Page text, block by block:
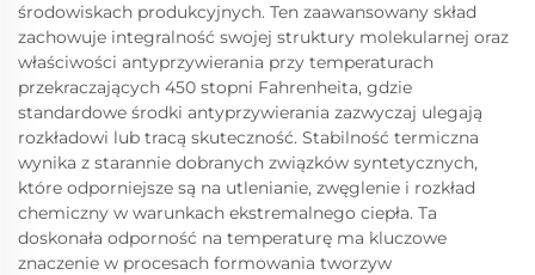
środowiskach produkcyjnych. Ten zaawansowany skład
zachowuje integralność swojej struktury molekularnej oraz
właściwości antyprzywierania przy temperaturach
przekraczających 450 stopni Fahrenheita, gdzie
standardowe środki antyprzywierania zazwyczaj ulegają
rozkładowi lub tracą skuteczność. Stabilność termiczna
wynika z starannie dobranych związków syntetycznych,
które odporniejsze są na utlenianie, zwęglenie i rozkład
chemiczny w warunkach ekstremalnego ciepła. Ta
doskonała odporność na temperaturę ma kluczowe
znaczenie w procesach formowania tworzyw